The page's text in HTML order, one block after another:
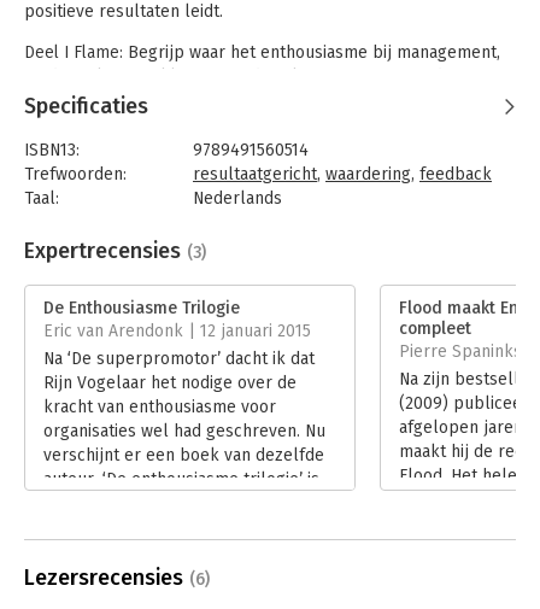
positieve resultaten leidt.
Deel I Flame: Begrijp waar het enthousiasme bij management,
kun je de Flame gemakkelijker aanwakkeren.
Deel II Flow
: Positieve feedback van leiding, collega's en
klanten spelen een cruciale rol in het ontstaan van een Flow
van enthousiasme binnen een organisatie.
enthousiasme kun je je organisatie of maatschappij als geheel
Specificaties
ISBN13:
9789491560514
Trefwoorden:
resultaatgericht, waardering, feedback
Taal:
Nederlands
Aantal pagina's:
240
Druk:
1
Verschijningsdatum:
21-5-2014
Hoofdrubriek: Marketing
Expertrecensies (3)
De Enthousiasme Trilogie
Eric van Arendonk | 12 januari 2015
Na ‘De superpromotor’ dacht ik dat
Rijn Vogelaar het nodige over de
kracht van enthousiasme voor
organisaties wel had geschreven. Nu
verschijnt er een boek van dezelfde
auteur. ‘De enthousiasme trilogie’ is
geïnspireerd om de kracht van
Flood maakt
compleet
Pierre Spaninks |
Na zijn bestseller
(2009)
afgelopen jaren
maakt hij de
Flood. Het hele
Lezersrecensies (6)